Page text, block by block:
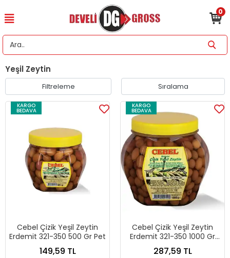
0
Yeşil Zeytin
Filtreleme Sıralama
KARGO
BEDAVA
Cebel Çizik Yeşil Zeytin
Erdemit 321-350 500 Gr Pet
149,59 TL
KARGO
BEDAVA
Cebel Çizik Yeşil Zeytin
Erdemit 321-350 1000 Gr
Pet
287,59 TL